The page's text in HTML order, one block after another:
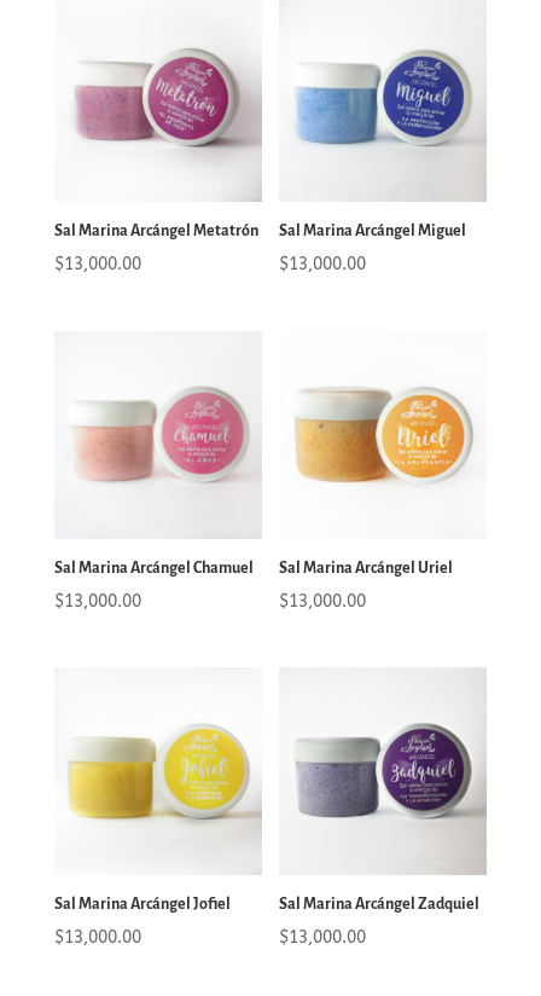
Sal Marina Arcángel Metatrón
$13,000.00
Sal Marina Arcángel Miguel
$13,000.00
Sal Marina Arcángel Chamuel
$13,000.00
Sal Marina Arcángel Uriel
$13,000.00
Sal Marina Arcángel Jofiel
$13,000.00
Sal Marina Arcángel Zadquiel
$13,000.00